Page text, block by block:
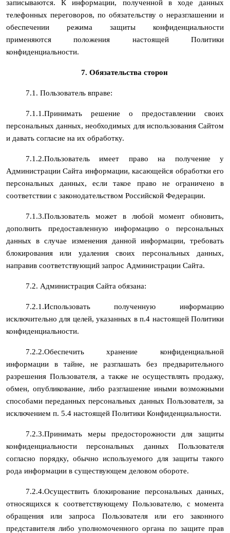
записываются. К информации, полученной в ходе данных
телефонных переговоров, по обязательству о неразглашении и
обеспечении режима защиты конфиденциальности
применяются положения настоящей Политики
конфиденциальности.
7. Обязательства сторон
7.1. Пользователь вправе:
7.1.1.Принимать решение о предоставлении своих
персональных данных, необходимых для использования Сайтом
и давать согласие на их обработку.
7.1.2.Пользователь имеет право на получение у
Администрации Сайта информации, касающейся обработки его
персональных данных, если такое право не ограничено в
соответствии с законодательством Российской Федерации.
7.1.3.Пользователь может в любой момент обновить,
дополнить предоставленную информацию о персональных
данных в случае изменения данной информации, требовать
блокирования или удаления своих персональных данных,
направив соответствующий запрос Администрации Сайта.
7.2. Администрация Сайта обязана:
7.2.1.Использовать полученную информацию
исключительно для целей, указанных в п.4 настоящей Политики
конфиденциальности.
7.2.2.Обеспечить хранение конфиденциальной
информации в тайне, не разглашать без предварительного
разрешения Пользователя, а также не осуществлять продажу,
обмен, опубликование, либо разглашение иными возможными
способами переданных персональных данных Пользователя, за
исключением п. 5.4 настоящей Политики Конфиденциальности.
7.2.3.Принимать меры предосторожности для защиты
конфиденциальности персональных данных Пользователя
согласно порядку, обычно используемого для защиты такого
рода информации в существующем деловом обороте.
7.2.4.Осуществить блокирование персональных данных,
относящихся к соответствующему Пользователю, с момента
обращения или запроса Пользователя или его законного
представителя либо уполномоченного органа по защите прав